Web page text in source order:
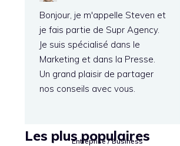
Bonjour, je m'appelle Steven et
je fais partie de Supr Agency.
Je suis spécialisé dans le
Marketing et dans la Presse.
Un grand plaisir de partager
nos conseils avec vous.
Les plus populaires
Entreprise / Business